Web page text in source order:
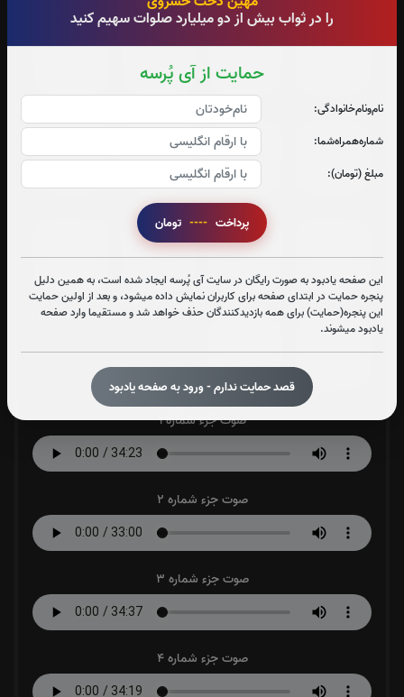
را در ثواب بیش از دو میلیارد صلوات سهیم کنید
حمایت از آی پُرسه
نام‌و‌نام‌خانوادگی:
شماره‌همراه‌شما:
مبلغ (تومان):
پرداخت ----
این صفحه یادبود به صورت رایگان در سایت آی پُرسه ایجاد شده است، به همین دلیل
پنجره حمایت در ابتدای صفحه برای کاربران نمایش داده میشود، و بعد از اولین حمایت
این پنجره(حمایت) برای همه بازدیدکنندگان حذف خواهد شد و مستقیما وارد صفحه
یادبود میشوند.
قصد حمایت ندارم - ورود به صفحه یادبود
جزء 17
جزء 18
0بار
جزء 19
0بار
جزء 20
جزء 21
0بار
جزء 22
بار
جزء 23
بار
جزء 26
0
جزء 27
0
بار
جزء 29
0بار
صوت جزء شماره 1
صوت جزء شماره 2
صوت جزء شماره 3
صوت جزء شماره 4